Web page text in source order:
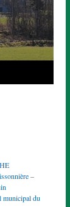
–
municipal du